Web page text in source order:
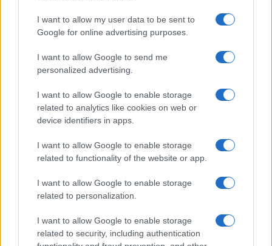
I want to allow my user data to be sent to
Google for online advertising purposes.
I want to allow Google to send me
personalized advertising.
I want to allow Google to enable storage
related to analytics like cookies on web or
device identifiers in apps.
I want to allow Google to enable storage
related to functionality of the website or app.
I want to allow Google to enable storage
related to personalization.
I want to allow Google to enable storage
related to security, including authentication
Location sostenibili per festival: criteri e metriche per
una scelta consapevole
Letizia Fontana · 30 Lug 2026
spesa
Scopri fanSALE: la piattaforma sicura per la rivendita di
Chiello torna sul palco: inizia il tour 2025